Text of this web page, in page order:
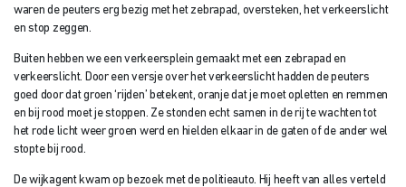
waren de peuters erg bezig met het zebrapad, oversteken, het verkeerslicht
en stop zeggen.
Buiten hebben we een verkeersplein gemaakt met een zebrapad en
verkeerslicht. Door een versje over het verkeerslicht hadden de peuters
goed door dat groen ‘rijden’ betekent, oranje dat je moet opletten en remmen
en bij rood moet je stoppen. Ze stonden echt samen in de rij te wachten tot
het rode licht weer groen werd en hielden elkaar in de gaten of de ander wel
stopte bij rood.
De wijkagent kwam op bezoek met de politieauto. Hij heeft van alles verteld